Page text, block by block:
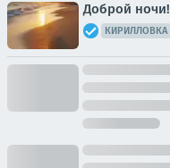
Доброй ночи!
КИРИЛЛОВКА